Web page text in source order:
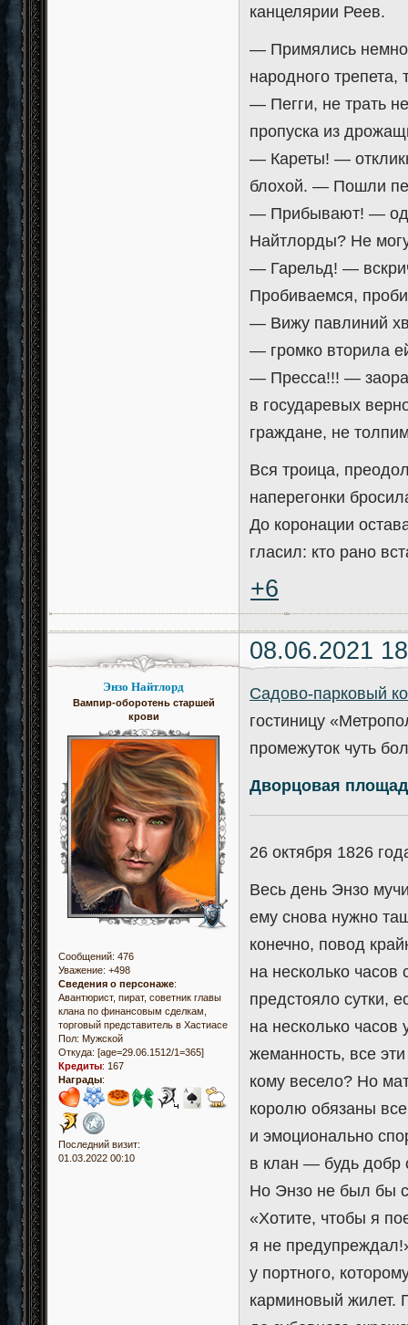
канцелярии Реев.
— Примялись
народного трепета,
— Пегги, не трать
пропуска из
— Кареты! —
блохой. — Пошли
— Прибывают! —
Найтлорды? Не
— Гарельд! —
Пробиваемся,
— Вижу павлиний
— громко вторила
— Пресса!!! —
в государевых
граждане, не
Вся троица,
наперегонки
До коронации
гласил: кто рано
+6
08.06.2021
Энзо Найтлорд
Вампир-оборотень старшей
крови
Сообщений: 476
Уважение: +498
Сведения о персонаже:
Авантюрист, пират, советник главы
клана по финансовым сделкам,
торговый представитель в Хастиасе
Пол: Мужской
Откуда: [age=29.06.1512/1=365]
Кредиты: 167
Награды:
Последний визит:
01.03.2022 00:10
Садово-парковый
гостиницу
промежуток чуть
Дворцовая
26 октября 1826
Весь день Энзо
ему снова нужно
конечно, повод
на несколько
предстояло сутки,
на несколько часов
жеманность, все
кому весело? Но
королю обязаны
и эмоционально
в клан — будь добр
Но Энзо не был бы
«Хотите, чтобы я
я не
у портного,
карминовый жилет.